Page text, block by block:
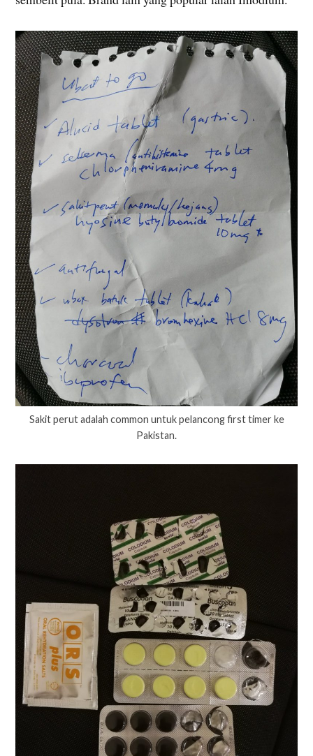
Sakit perut adalah common untuk pelancong first timer ke
Pakistan.